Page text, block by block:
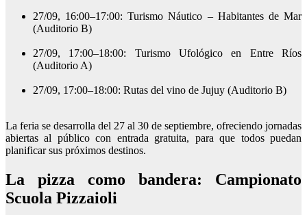
27/09, 16:00–17:00: Turismo Náutico – Habitantes de Mar
(Auditorio B)
27/09, 17:00–18:00: Turismo Ufológico en Entre Ríos
(Auditorio A)
27/09, 17:00–18:00: Rutas del vino de Jujuy (Auditorio B)
La feria se desarrolla del 27 al 30 de septiembre, ofreciendo jornadas
abiertas al público con entrada gratuita, para que todos puedan
planificar sus próximos destinos.
La pizza como bandera: Campionato
Scuola Pizzaioli